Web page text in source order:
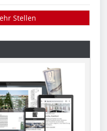
Stellen